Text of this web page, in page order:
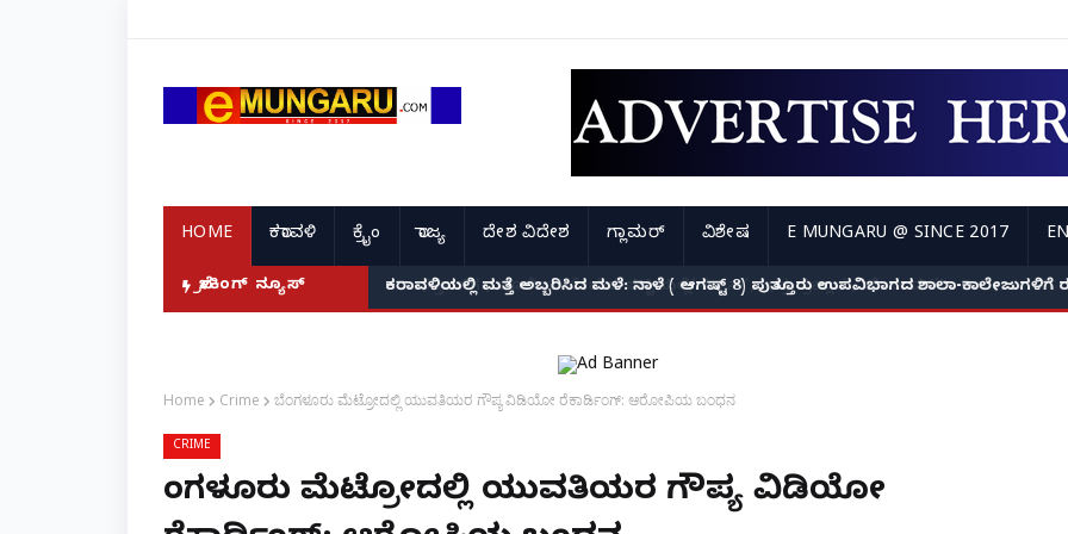
HOME ಕರಾವಳಿ ಕ್ರೈಂ ರಾಜ್ಯ ದೇಶ ವಿದೇಶ ಗ್ಲಾಮರ್ ವಿಶೇಷ E MUNGARU @ SINCE 2017
ಬ್ರೇಕಿಂಗ್ ನ್ಯೂಸ್ ಕರಾವಳಿಯಲ್ಲಿ ಮತ್ತೆ ಅಬ್ಬರಿಸಿದ ಮಳೆ: ನಾಳೆ ( ಆಗಷ್ಟ್ 8) ಪುತ್ತೂರು ಉಪವಿಭಾಗದ ಶಾಲಾ-
Home Crime ಬೆಂಗಳೂರು ಮೆಟ್ರೋದಲ್ಲಿ ಯುವತಿಯರ ಗೌಪ್ಯ ವಿಡಿಯೋ ರೆಕಾರ್ಡಿಂಗ್: ಆರೋಪಿಯ ಬಂಧನ
CRIME
ಬೆಂಗಳೂರು ಮೆಟ್ರೋದಲ್ಲಿ ಯುವತಿಯರ ಗೌಪ್ಯ ವಿಡಿಯೋ